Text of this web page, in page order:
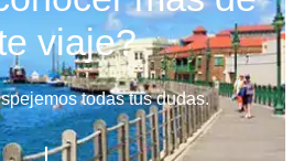
viaje?
todas tus dudas.